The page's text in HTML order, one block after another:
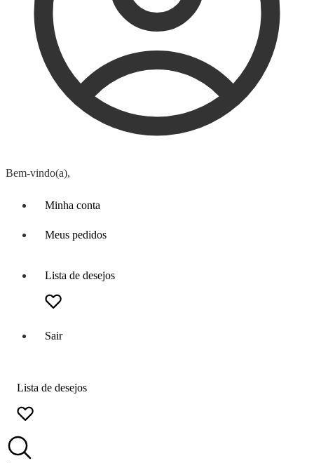
Bem-vindo(a),
Minha conta
Meus pedidos
Lista de desejos
Sair
Lista de desejos